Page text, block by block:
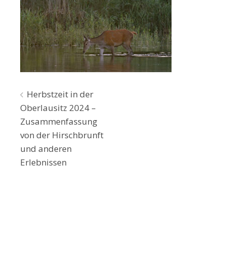
Beitragsnavigation
Herbstzeit in der
Oberlausitz 2024 –
Zusammenfassung
von der Hirschbrunft
und anderen
Erlebnissen